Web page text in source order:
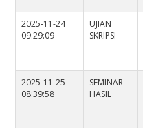
2025-11-24
09:29:09
UJIAN
SKRIPSI
2025-11-25
08:39:58
SEMINAR
HASIL